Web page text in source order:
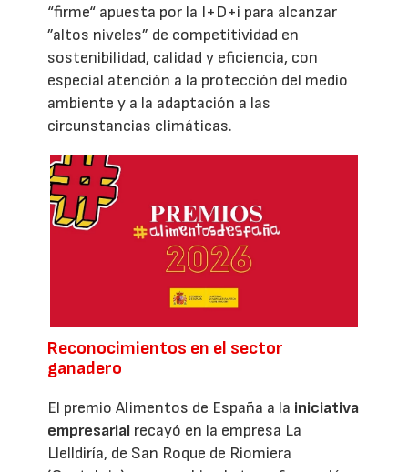
“firme“ apuesta por la I+D+i para alcanzar
”altos niveles” de competitividad en
sostenibilidad, calidad y eficiencia, con
especial atención a la protección del medio
ambiente y a la adaptación a las
circunstancias climáticas.
Reconocimientos en el sector
ganadero
El premio Alimentos de España a la iniciativa
empresarial recayó en la empresa La
Llelldiría, de San Roque de Riomiera